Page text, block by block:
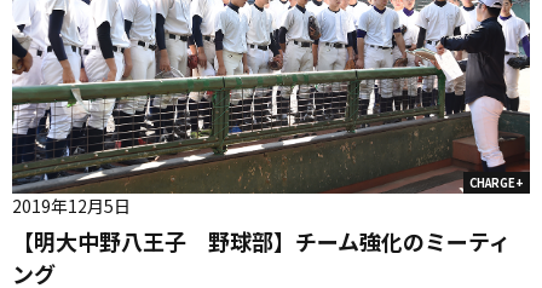
CHARGE+
【明大中野八王子 野球部】チーム強化のミーティ
ング
2019年12月5日